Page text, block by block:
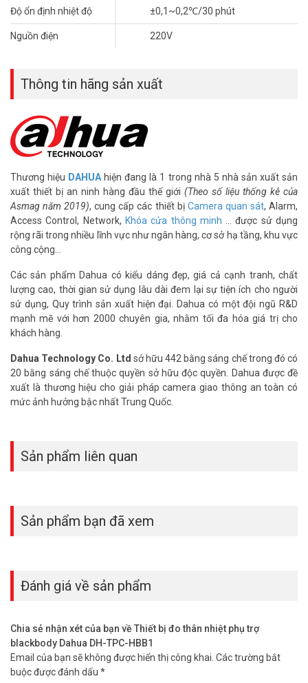
– Độ ổn định nhiệt độ: ±0,1~0,2℃/30 phút
– Nguồn cấp: 220V
– Xuất xứ: Trung Quốc.
– Bảo hành: 24 tháng.
>> Xem thêm:
Đây là một trong những ứng dụng có vai trò vô cùng quan trọng
trong ngành Y Tế trong thời điểm này. Khi dịch viêm phổi cấp do
virut Corona đang có diễn biến ngày càng phức tạp & mức độ lây
Để cập nhật thông tin giá camera giám sát DAHUA mới nhất, quý
khách hàng vui lòng liên hệ HOTLINE 1900 9259 để được hỗ trợ tốt
nhất.
Tham khảo các kênh thông tin khác:
– Youtube:https://www.youtube.com/c/VuhoangTVChannel
– Website: https://vuhoangtelecom.vn/
Độ ổn định nhiệt độ ±0,1~0,2℃/30 phút
Nguồn điện 220V
Thông tin hãng sản xuất
Thương hiệu DAHUA hiện đang là 1 trong nhà 5 nhà sản xuất sản
xuất thiết bị an ninh hàng đầu thế giới (Theo số liệu thống kê của
Asmag năm 2019), cung cấp các thiết bị Camera quan sát, Alarm,
Access Control, Network, Khóa cửa thông minh … được sử dụng
rộng rãi trong nhiều lĩnh vực như ngân hàng, cơ sở hạ tầng, khu vực
công cộng…
Các sản phẩm Dahua có kiểu dáng đẹp, giá cả cạnh tranh, chất
lượng cao, thời gian sử dụng lâu dài đem lại sự tiện ích cho người
sử dụng, Quy trình sản xuất hiện đại. Dahua có một đội ngũ R&D
mạnh mẽ với hơn 2000 chuyên gia, nhằm tối đa hóa giá trị cho
khách hàng.
Dahua Technology Co. Ltd sở hữu 442 bằng sáng chế trong đó có
20 bằng sáng chế thuộc quyền sở hữu độc quyền. Dahua được đề
xuất là thương hiệu cho giải pháp camera giao thông an toàn có
mức ảnh hưởng bậc nhất Trung Quốc.
Sản phẩm liên quan
Sản phẩm bạn đã xem
Đánh giá về sản phẩm
Chia sẻ nhận xét của bạn về Thiết bị đo thân nhiệt phụ trợ
blackbody Dahua DH-TPC-HBB1
Email của bạn sẽ không được hiển thị công khai. Các trường bắt
buộc được đánh dấu *